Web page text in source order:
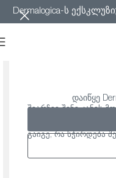
დაიწყე
შეარჩიე შენი კანის
გაიგე, რა სჭირდება
Dermalogica-ს